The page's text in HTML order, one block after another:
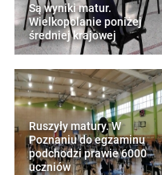
Są wyniki matur.
Wielkopolanie poniżej
średniej krajowej
Ruszyły matury. W
Poznaniu do egzaminu
podchodzi prawie 6000
uczniów